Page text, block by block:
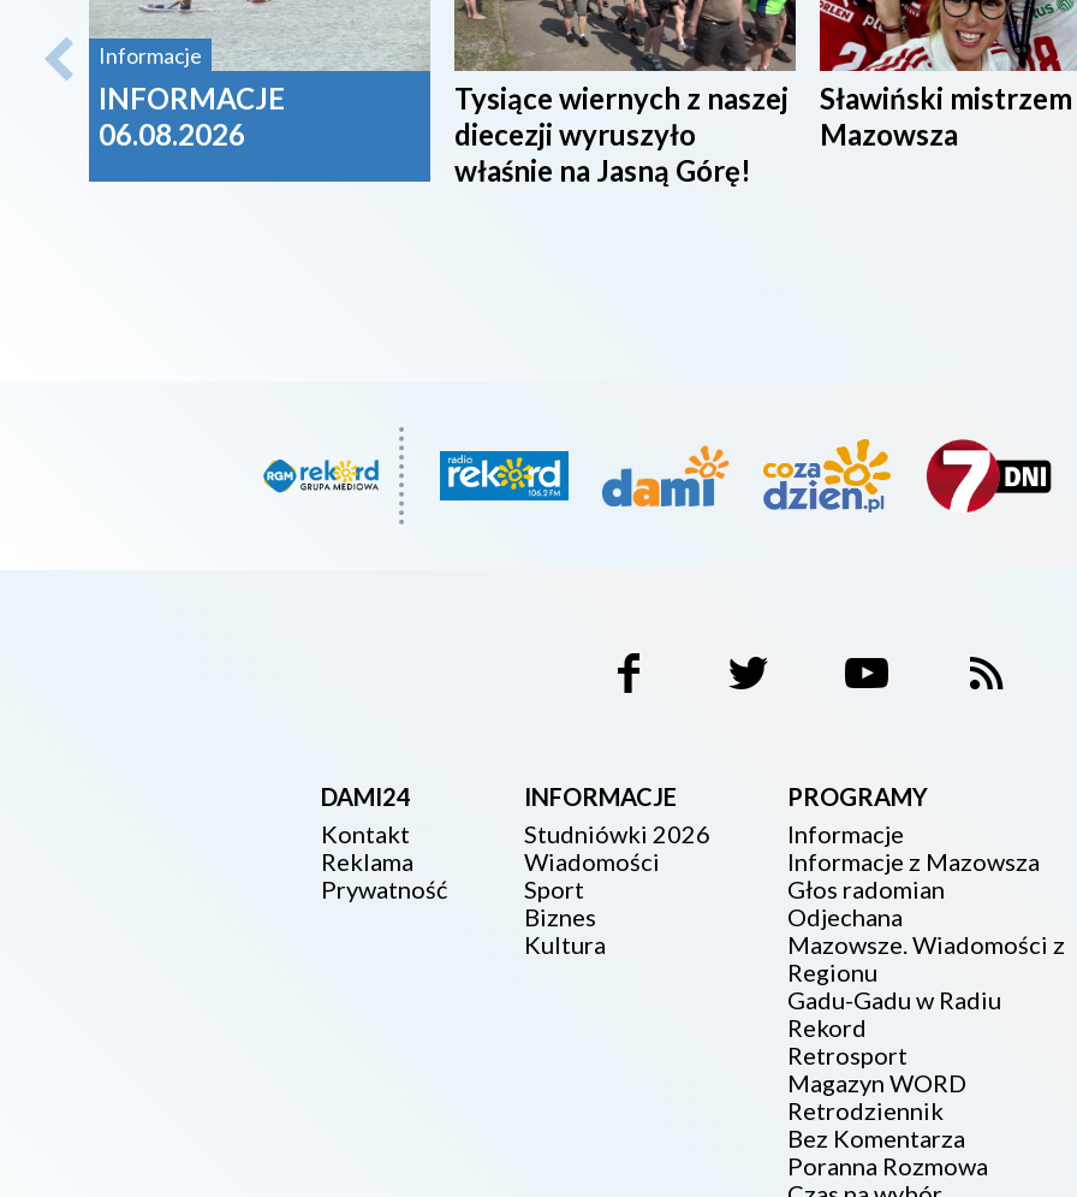
Informacje
INFORMACJE
06.08.2026
Tysiące wiernych z naszej
diecezji wyruszyło
właśnie na Jasną Górę!
Sławiński mistrzem
Mazowsza
DAMI24
Kontakt
Reklama
Prywatność
INFORMACJE
Studniówki 2026
Wiadomości
Sport
Biznes
Kultura
PROGRAMY
Informacje
Informacje z Mazowsza
Głos radomian
Odjechana
Mazowsze. Wiadomości z
Regionu
Gadu-Gadu w Radiu
Rekord
Retrosport
Magazyn WORD
Retrodziennik
Bez Komentarza
Poranna Rozmowa